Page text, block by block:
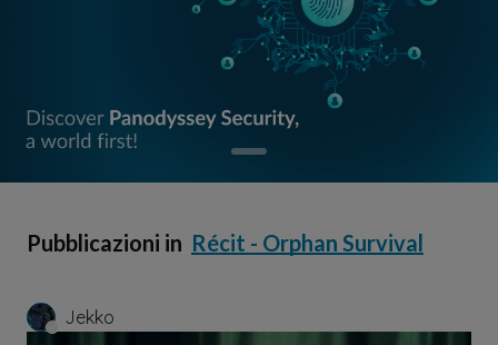
Pubblicazioni in Récit - Orphan Survival
Jekko